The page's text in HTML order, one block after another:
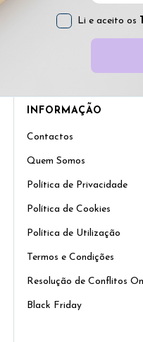
Li e aceito os
INFORMAÇÃO
Contactos
Quem Somos
Política de Privacidade
Política de Cookies
Política de Utilização
Termos e Condições
Resolução de Conflitos
Black Friday